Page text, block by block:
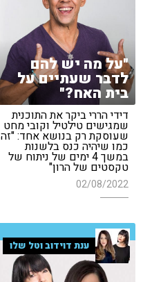
"על מה יש להם
לדבר שעתיים על
בית האח?"
דידי הררי ביקר את התוכנית
שמגישים טילטיל וקובי מחט
שעוסקת רק בנושא אחד: "זה
כמו שיהיה כנס בלשנות
במשך 4 ימים של ניתוח של
טקסטים של הרון"
02/08/2022
ענת דוידוב וטל שלו